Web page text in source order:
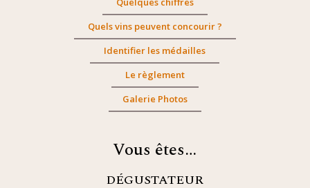
Quels vins peuvent concourir ?
Identifier les médailles
Le règlement
Galerie Photos
Vous êtes…
DÉGUSTATEUR